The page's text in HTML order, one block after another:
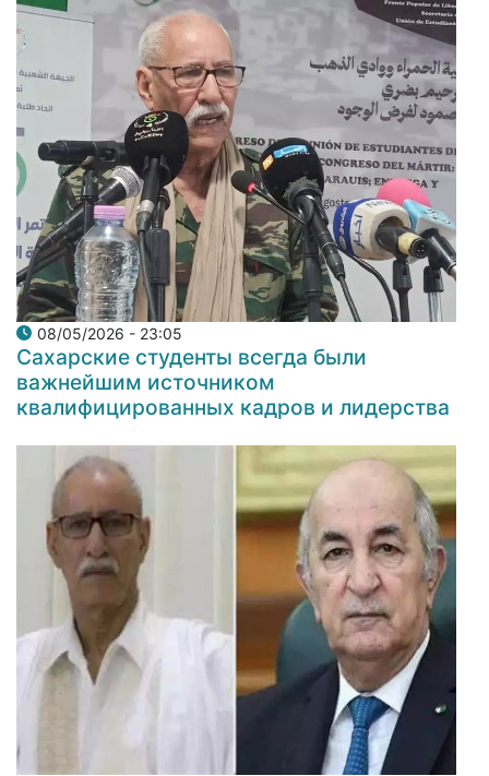
08/05/2026 - 23:05
Сахарские студенты всегда были
важнейшим источником
квалифицированных кадров и лидерства